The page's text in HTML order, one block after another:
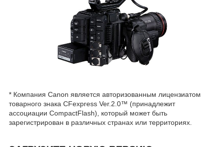
* Компания Canon является авторизованным лицензиатом
товарного знака CFexpress Ver.2.0™ (принадлежит
ассоциации CompactFlash), который может быть
зарегистрирован в различных странах или территориях.